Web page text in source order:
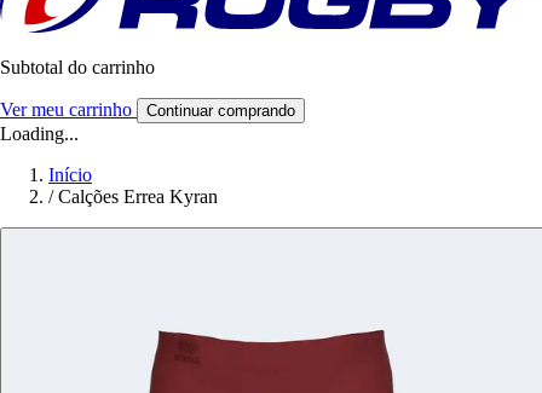
Subtotal do carrinho
Ver meu carrinho Continuar comprando
Loading...
Início
/ Calções Errea Kyran